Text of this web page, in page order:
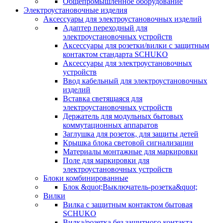
Электроустановочные изделия
Аксессуары для электроустановочных изделий
Адаптер переходный для
электроустановочных устройств
Аксессуары для розетки/вилки с защитным
контактом стандарта SCHUKO
Аксессуары для электроустановочных
устройств
Ввод кабельный для электроустановочных
изделий
Вставка светящаяся для
электроустановочных устройств
Держатель для модульных бытовых
коммутационных аппаратов
Заглушка для розеток, для защиты детей
Крышка блока световой сигнализации
Материалы монтажные для маркировки
Поле для маркировки для
электроустановочных устройств
Блоки комбинированные
Блок &quot;Выключатель-розетка&quot;
Вилки
Вилка с защитным контактом бытовая
SCHUKO